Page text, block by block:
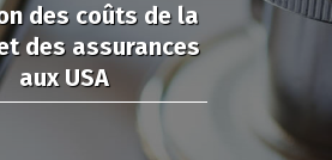
des coûts de la
des assurances
aux USA